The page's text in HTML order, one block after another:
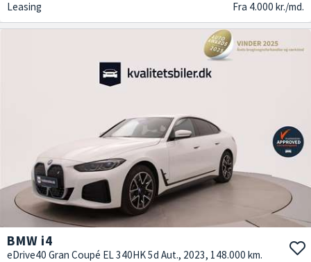
Leasing
Fra 4.000 kr./md.
BMW i4
eDrive40 Gran Coupé EL 340HK 5d Aut., 2023, 148.000 km.